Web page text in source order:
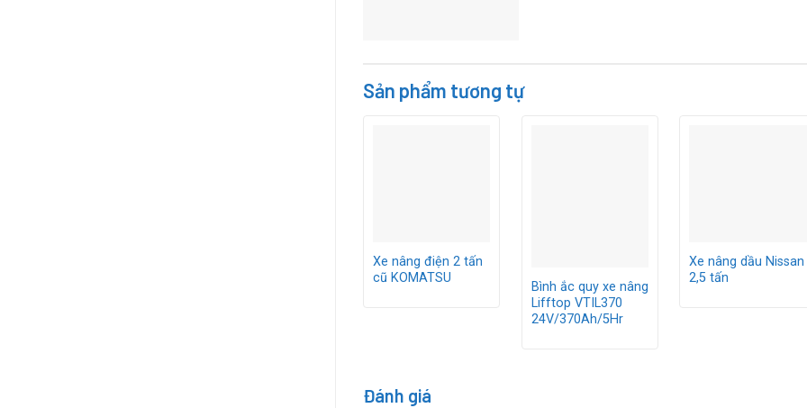
Sản phẩm tương tự
Xe nâng điện 2 tấn
cũ KOMATSU
Bình ắc quy xe nâng
Lifftop VTIL370
24V/370Ah/5Hr
Xe nâng dầu Nissan
2,5 tấn
Đánh giá